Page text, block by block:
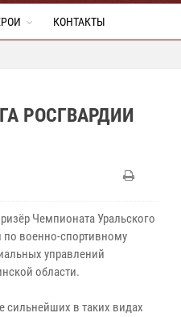
КОНТАКТЫ
РОСГВАРДИИ
Чемпионата Уральского
по военно-спортивному
управлений
области.
сильнейших в таких видах